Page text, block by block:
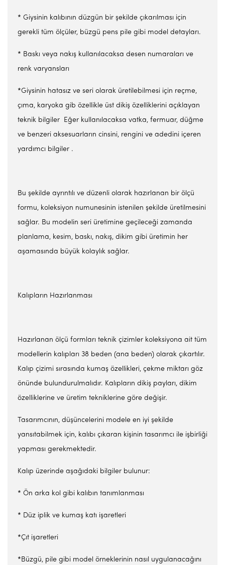
* Giysinin kalıbının düzgün bir şekilde çıkarılması için
gerekli tüm ölçüler, büzgü pens pile gibi model detayları.
* Baskı veya nakış kullanılacaksa desen numaraları ve
renk varyansları
*Giysinin hatasız ve seri olarak üretilebilmesi için reçme,
çıma, karyoka gib özellikle üst dikiş özelliklerini açıklayan
teknik bilgiler Eğer kullanılacaksa vatka, fermuar, düğme
ve benzeri aksesuarların cinsini, rengini ve adedini içeren
yardımcı bilgiler .
Bu şekilde ayrıntılı ve düzenli olarak hazırlanan bir ölçü
formu, koleksiyon numunesinin istenilen şekilde üretilmesini
sağlar. Bu modelin seri üretimine geçileceği zamanda
planlama, kesim, baskı, nakış, dikim gibi üretimin her
aşamasında büyük kolaylık sağlar.
Kalıpların Hazırlanması
Hazırlanan ölçü formları teknik çizimler koleksiyona ait tüm
modellerin kalıpları 38 beden (ana beden) olarak çıkartılır.
Kalıp çizimi sırasında kumaş özellikleri, çekme miktarı göz
önünde bulundurulmalıdır. Kalıpların dikiş payları, dikim
özelliklerine ve üretim tekniklerine göre değişir.
Tasarımcının, düşüncelerini modele en iyi şekilde
yansıtabilmek için, kalıbı çıkaran kişinin tasarımcı ile işbirliği
yapması gerekmektedir.
Kalıp üzerinde aşağıdaki bilgiler bulunur:
* Ön arka kol gibi kalıbın tanımlanması
* Düz iplik ve kumaş katı işaretleri
*Çıt işaretleri
*Büzgü, pile gibi model örneklerinin nasıl uygulanacağını